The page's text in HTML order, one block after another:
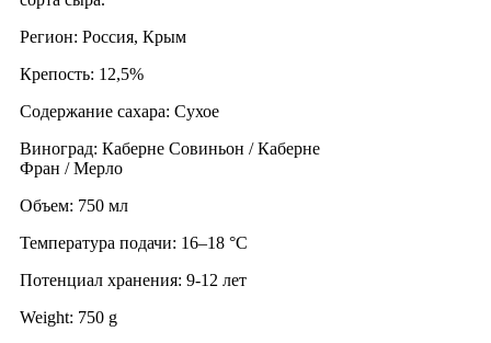
Регион: Россия, Крым
Крепость: 12,5%
Содержание сахара: Сухое
Виноград: Каберне Совиньон / Каберне
Фран / Мерло
Объем: 750 мл
Температура подачи: 16–18 °С
Потенциал хранения: 9-12 лет
Weight: 750 g